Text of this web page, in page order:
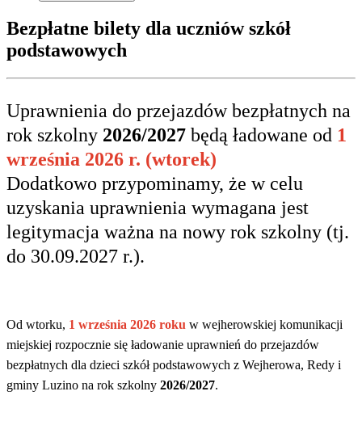
Bezpłatne bilety dla uczniów szkół
podstawowych
Uprawnienia do przejazdów bezpłatnych na
rok szkolny 2026/2027 będą ładowane od 1
września 2026 r. (wtorek)
Dodatkowo przypominamy, że w celu
uzyskania uprawnienia wymagana jest
legitymacja ważna na nowy rok szkolny (tj.
do 30.09.2027 r.).
Od wtorku, 1 września 2026 roku w wejherowskiej komunikacji
miejskiej rozpocznie się ładowanie uprawnień do przejazdów
bezpłatnych dla dzieci szkół podstawowych z Wejherowa, Redy i
gminy Luzino na rok szkolny 2026/2027.